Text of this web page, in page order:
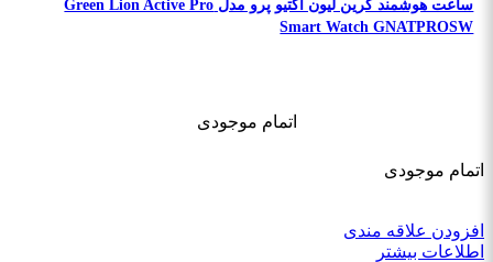
ساعت هوشمند گرین لیون اکتیو پرو مدل Green Lion Active Pro
Smart Watch GNATPROSW
اتمام موجودی
اتمام موجودی
افزودن علاقه مندی
اطلاعات بیشتر